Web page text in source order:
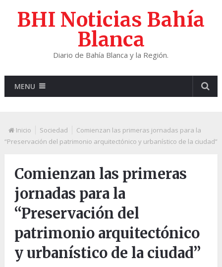
BHI Noticias Bahía
Blanca
Diario de Bahía Blanca y la Región.
MENU
Inicio Sociedad
Comienzan las primeras jornadas para la
“Preservación del patrimonio arquitectónico y urbanístico de la ciudad”
Comienzan las primeras
jornadas para la
“Preservación del
patrimonio arquitectónico
y urbanístico de la ciudad”